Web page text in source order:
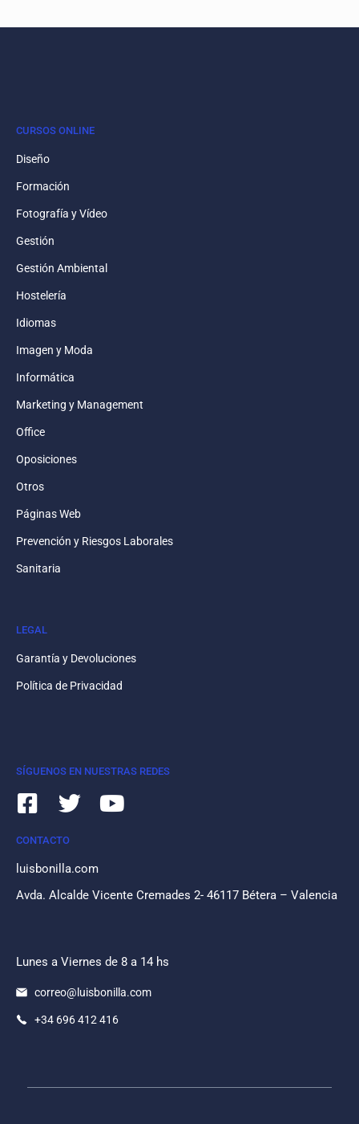
CURSOS ONLINE
Diseño
Formación
Fotografía y Vídeo
Gestión
Gestión Ambiental
Hostelería
Idiomas
Imagen y Moda
Informática
Marketing y Management
Office
Oposiciones
Otros
Páginas Web
Prevención y Riesgos Laborales
Sanitaria
LEGAL
Garantía y Devoluciones
Política de Privacidad
SÍGUENOS EN NUESTRAS REDES
CONTACTO
luisbonilla.com
Avda. Alcalde Vicente Cremades 2- 46117 Bétera – Valencia
Lunes a Viernes de 8 a 14 hs
correo@luisbonilla.com
+34 696 412 416